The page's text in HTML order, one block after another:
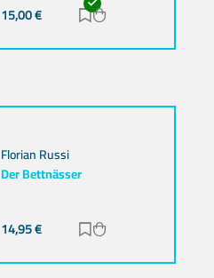
15,00€ Zur Merkliste
Florian Russi
Der Bettnässer
14,95€ Zur Merkliste